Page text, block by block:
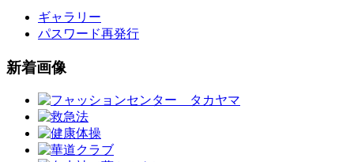
ギャラリー
パスワード再発行
新着画像